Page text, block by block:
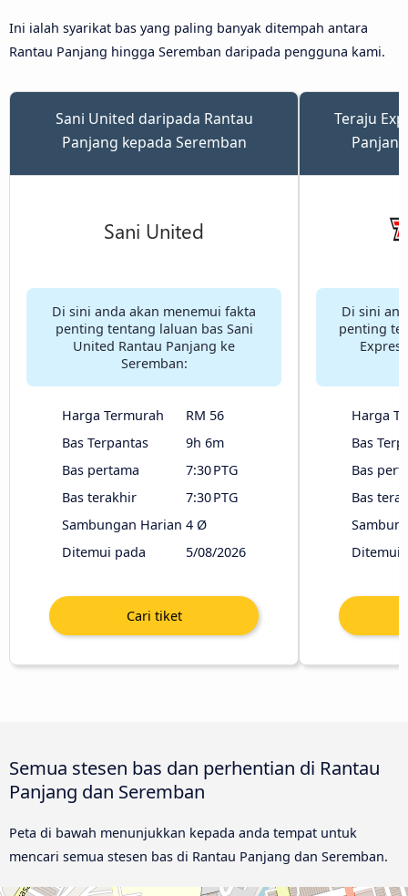
Ini ialah syarikat bas yang paling banyak ditempah antara
Rantau Panjang hingga Seremban daripada pengguna kami.
Sani United daripada Rantau
Panjang kepada Seremban
Di sini anda akan menemui fakta
penting tentang laluan bas Sani
United Rantau Panjang ke
Seremban:
Harga Termurah
RM 56
Bas Terpantas
9h 6m
Bas pertama
7:30 PTG
Bas terakhir
7:30 PTG
Sambungan Harian 4 Ø
Ditemui pada
5/08/2026
Teraju
Di sini
penting
Harga
Bas
Bas
Bas
Ditemui
Semua stesen bas dan perhentian di Rantau
Panjang dan Seremban
Peta di bawah menunjukkan kepada anda tempat untuk
mencari semua stesen bas di Rantau Panjang dan Seremban.